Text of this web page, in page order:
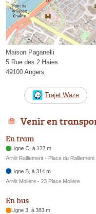
Maison Paganelli
5 Rue des 2 Haies
49100 Angers
Trajet Waze
Venir en
En tram
Ligne C, à 122 m
Arrêt Ralliement - Place du Ralliement
Ligne B, à 314 m
Arrêt Molière - 23 Place Molière
En bus
Ligne 3, à 383 m